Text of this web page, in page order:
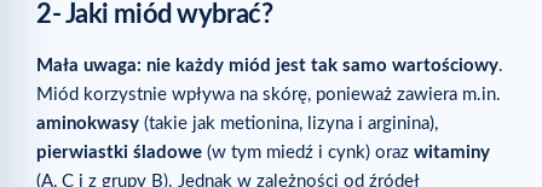
2- Jaki miód wybrać?
Mała uwaga: nie każdy miód jest tak samo wartościowy.
Miód korzystnie wpływa na skórę, ponieważ zawiera m.in.
aminokwasy (takie jak metionina, lizyna i arginina),
pierwiastki śladowe (w tym miedź i cynk) oraz witaminy
(A, C i z grupy B). Jednak w zależności od źródeł